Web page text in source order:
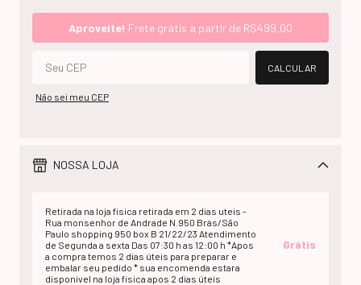
Aproveite! Frete grátis a partir de R$499,00
CALCULAR
Não sei meu CEP
NOSSA LOJA
Retirada na loja fisica retirada em 2 dias uteis -
Rua monsenhor de Andrade N.950 Brás/São
Paulo shopping 950 box B 21/22/23 Atendimento
de Segunda a sexta Das 07:30 h as 12:00 h *Apos
a compra temos 2 dias úteis para preparar e
embalar seu pedido * sua encomenda estara
disponivel na loja fisica apos 2 dias úteis
Grátis